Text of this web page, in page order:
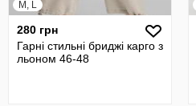
M, L
280 грн
Гарні стильні бриджі карго з
льоном 46-48